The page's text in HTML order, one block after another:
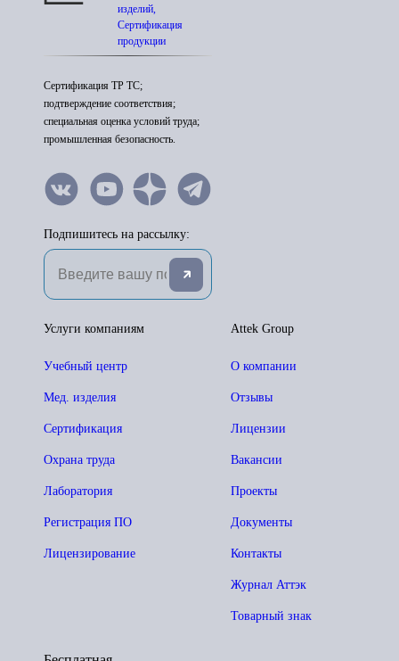
изделий,
Сертификация
продукции
Сертификация ТР ТС;
подтверждение соответствия;
специальная оценка условий труда;
промышленная безопасность.
Подпишитесь на рассылку:
Attek Group
О компании
Отзывы
Лицензии
Вакансии
Проекты
Документы
Контакты
Журнал Аттэк
Товарный знак
Услуги компаниям
Учебный центр
Мед. изделия
Сертификация
Охрана труда
Лаборатория
Регистрация ПО
Лицензирование